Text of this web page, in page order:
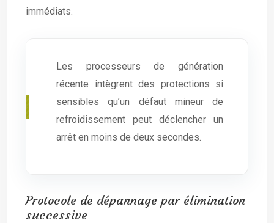
immédiats.
Les processeurs de génération
récente intègrent des protections si
sensibles qu’un défaut mineur de
refroidissement peut déclencher un
arrêt en moins de deux secondes.
Protocole de dépannage par élimination
successive